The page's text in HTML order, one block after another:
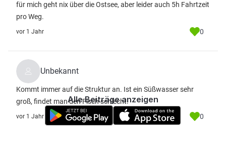
für mich geht nix über die Ostsee, aber leider auch 5h Fahrtzeit
pro Weg.
vor 1 Jahr 0
Unbekannt
Kommt immer auf die Struktur an. Ist ein Süßwasser sehr
groß, findet man den Fisch schlecht.
vor 1 Jahr 0
Alle Beiträge anzeigen